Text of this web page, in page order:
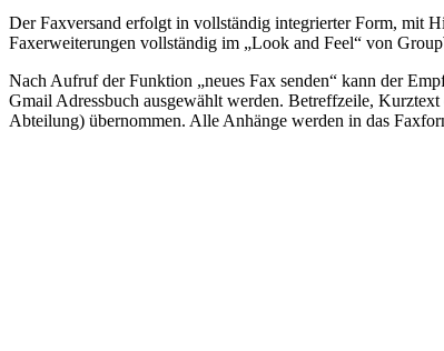
Der Faxversand erfolgt in vollständig integrierter Form, mit
Faxerweiterungen vollständig im „Look and Feel“ von
Nach Aufruf der Funktion „neues Fax senden“ kann der
Gmail Adressbuch ausgewählt werden. Betreffzeile,
Abteilung) übernommen. Alle Anhänge werden in das